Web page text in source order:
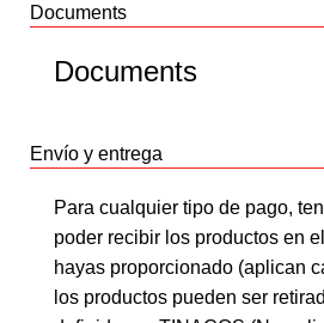
Documents
Documents
Envío y entrega
Para cualquier tipo de pago,
poder recibir los productos en
hayas proporcionado (aplican
los productos pueden ser